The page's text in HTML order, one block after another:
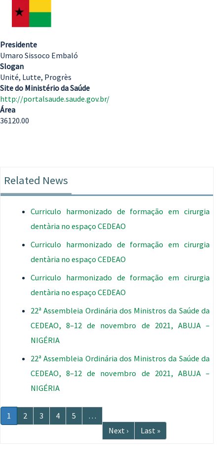
Presidente
Umaro Sissoco Embaló
Slogan
Unité, Lutte, Progrès
Site do Ministério da Saúde
http://portalsaude.saude.gov.br/
Área
36120.00
Related News
Curriculo harmonizado de formação em cirurgia
dentària no espaço CEDEAO
Curriculo harmonizado de formação em cirurgia
dentària no espaço CEDEAO
Curriculo harmonizado de formação em cirurgia
dentària no espaço CEDEAO
22ª Assembleia Ordinária dos Ministros da Saúde da
CEDEAO, 8–12 de novembro de 2021, ABUJA –
NIGÉRIA
22ª Assembleia Ordinária dos Ministros da Saúde da
CEDEAO, 8–12 de novembro de 2021, ABUJA –
NIGÉRIA
Paginação
Página
atual
1 Página
2 Página
3 Página
4 Página
5
…
Próxima
página
Next ›
Última
página
Last »